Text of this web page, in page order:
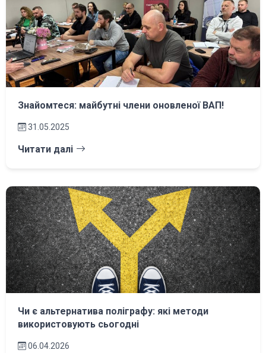
Знайомтеся: майбутні члени оновленої ВАП!
31.05.2025
Читати далі
Чи є альтернатива поліграфу: які методи
використовують сьогодні
06.04.2026